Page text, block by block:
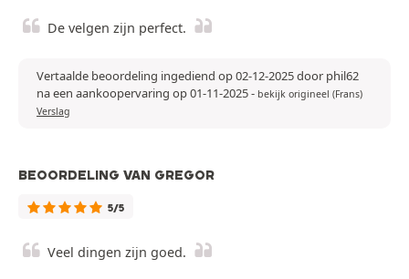
De velgen zijn perfect.
Vertaalde beoordeling ingediend op 02-12-2025 door phil62
na een aankoopervaring op 01-11-2025- bekijk origineel (Frans)
Verslag
BEOORDELING VAN GREGOR
5/5
Veel dingen zijn goed.